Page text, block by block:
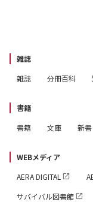
さらにさらに！
＼
構成、デザイン、
アップ！
――！！
【リニューアル
雑誌
雑誌
分冊百科
書籍
書籍
文庫 新書
WEBメディア
AERA DIGITAL
サバイバル図書館